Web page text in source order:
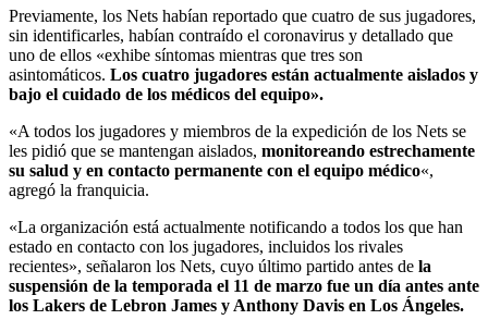
Previamente, los Nets habían reportado que cuatro de sus jugadores,
sin identificarles, habían contraído el coronavirus y detallado que
uno de ellos «exhibe síntomas mientras que tres son
asintomáticos. Los cuatro jugadores están actualmente aislados y
bajo el cuidado de los médicos del equipo».
«A todos los jugadores y miembros de la expedición de los Nets se
les pidió que se mantengan aislados, monitoreando estrechamente
su salud y en contacto permanente con el equipo médico«,
agregó la franquicia.
«La organización está actualmente notificando a todos los que han
estado en contacto con los jugadores, incluidos los rivales
recientes», señalaron los Nets, cuyo último partido antes de la
suspensión de la temporada el 11 de marzo fue un día antes ante
los Lakers de Lebron James y Anthony Davis en Los Ángeles.